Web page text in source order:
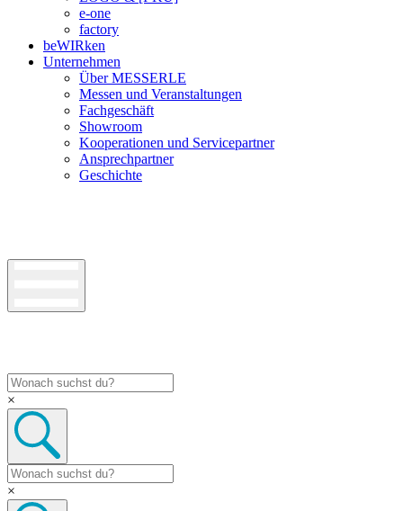
e-one
factory
beWIRken
Unternehmen
Über MESSERLE
Messen und Veranstaltungen
Fachgeschäft
Showroom
Kooperationen und Servicepartner
Ansprechpartner
Geschichte
×
×